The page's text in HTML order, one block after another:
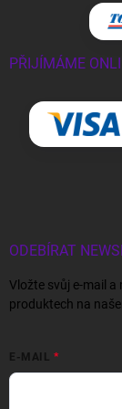
PŘIJÍMÁME
ODEBÍRAT
Vložte svůj e-mail
produktech na
E-MAIL